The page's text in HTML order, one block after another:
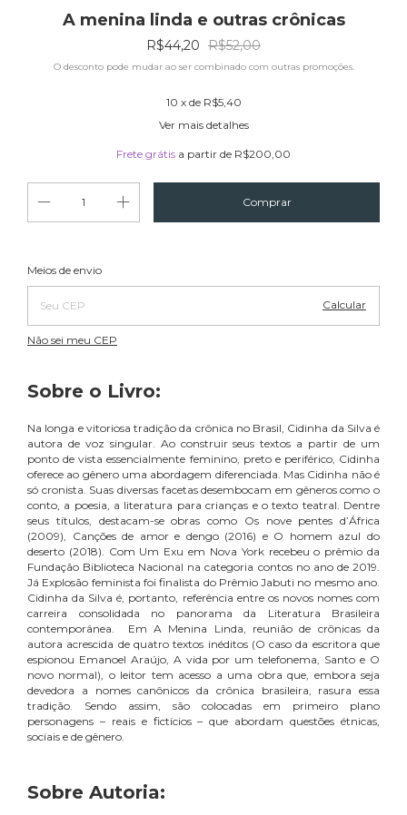
A menina linda e outras crônicas
R$44,20 R$52,00
O desconto pode mudar ao ser combinado com outras promoções.
10 x de R$5,40
Ver mais detalhes
Frete grátis a partir de R$200,00
Entregas para o CEP:
Meios de envio
Calcular
Não sei meu CEP
Sobre o Livro:
Na longa e vitoriosa tradição da crônica no Brasil, Cidinha da Silva é
autora de voz singular. Ao construir seus textos a partir de um
ponto de vista essencialmente feminino, preto e periférico, Cidinha
oferece ao gênero uma abordagem diferenciada. Mas Cidinha não é
só cronista. Suas diversas facetas desembocam em gêneros como o
conto, a poesia, a literatura para crianças e o texto teatral. Dentre
seus títulos, destacam-se obras como Os nove pentes d’África
(2009), Canções de amor e dengo (2016) e O homem azul do
deserto (2018). Com Um Exu em Nova York recebeu o prêmio da
Fundação Biblioteca Nacional na categoria contos no ano de 2019.
Já Explosão feminista foi finalista do Prêmio Jabuti no mesmo ano.
Cidinha da Silva é, portanto, referência entre os novos nomes com
carreira consolidada no panorama da Literatura Brasileira
contemporânea. Em A Menina Linda, reunião de crônicas da
autora acrescida de quatro textos inéditos (O caso da escritora que
espionou Emanoel Araújo, A vida por um telefonema, Santo e O
novo normal), o leitor tem acesso a uma obra que, embora seja
devedora a nomes canônicos da crônica brasileira, rasura essa
tradição. Sendo assim, são colocadas em primeiro plano
personagens – reais e fictícios – que abordam questões étnicas,
sociais e de gênero.
Sobre Autoria: